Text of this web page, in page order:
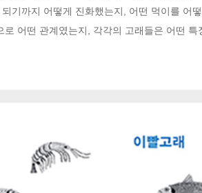
기까지 어떻게 진화했는지, 어떤 먹이를 어
어떤 관계였는지, 각각의 고래들은 어떤